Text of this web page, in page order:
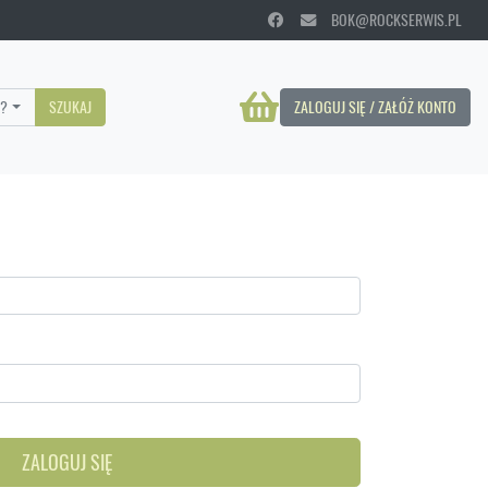
BOK@ROCKSERWIS.PL
ZALOGUJ SIĘ / ZAŁÓŻ KONTO
SZUKAJ
ZALOGUJ SIĘ